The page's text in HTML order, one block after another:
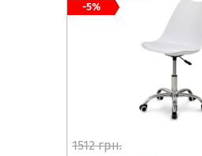
1512 грн.
-5%